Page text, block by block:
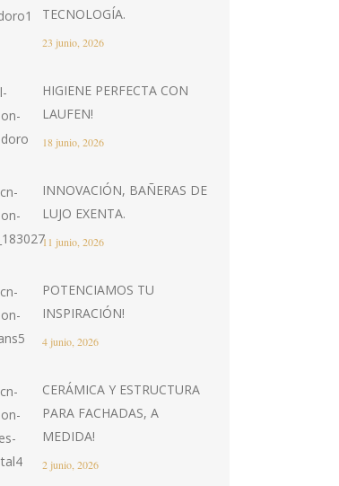
TECNOLOGÍA.
23 junio, 2026
HIGIENE PERFECTA CON
LAUFEN!
18 junio, 2026
INNOVACIÓN, BAÑERAS DE
LUJO EXENTA.
11 junio, 2026
POTENCIAMOS TU
INSPIRACIÓN!
4 junio, 2026
CERÁMICA Y ESTRUCTURA
PARA FACHADAS, A
MEDIDA!
2 junio, 2026